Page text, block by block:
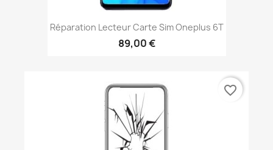
Réparation Lecteur Carte Sim Oneplus 6T
89,00 €
favorite_border